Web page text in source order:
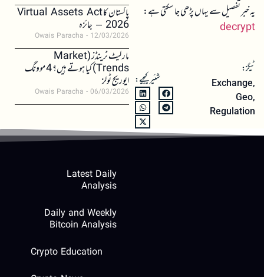
یہ خبر تفصیل سے یہاں پڑھی جا سکتی ہے:
decrypt
ٹیگز:
Exchange,
Geo,
Regulation
شئیر کیجیے:
پاکستان کا Virtual Assets Act
2026 – جائزہ
Owais Paracha 12/03/2026
مارکیٹ ٹرینڈز (Market
Trends) کیا ہوتے ہیں؟ 4 موونگ
ایوریج ٹولز
Owais Paracha 06/03/2026
Latest Daily
Analysis
Daily and Weekly
Bitcoin Analysis
Crypto Education